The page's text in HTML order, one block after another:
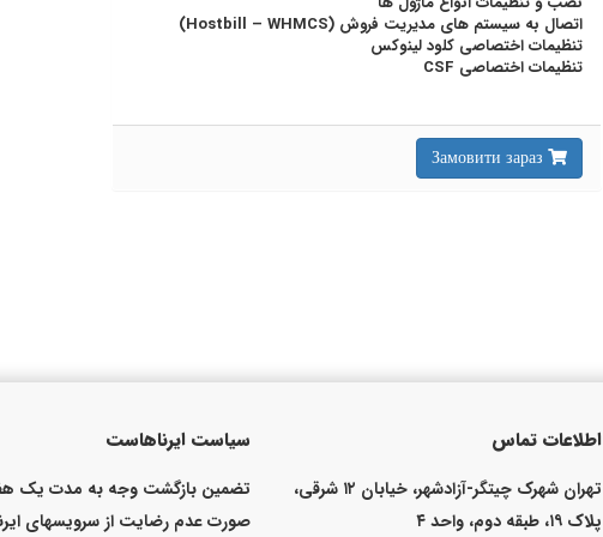
اتصال به سیستم های مدیریت فروش (Hostbill – WHMCS)
تنظیمات اختصاصی کلود لینوکس
تنظیمات اختصاصی CSF
اطلاعات تماس
تهران شهرک چیتگر-آزادشهر، خیابان ۱۲ شرقی،
پلاک ۱۹، طبقه دوم، واحد ۴
سیاست ایرناهاست
تضمین بازگشت وجه به مدت یک
صورت عدم رضایت از سرویسهای